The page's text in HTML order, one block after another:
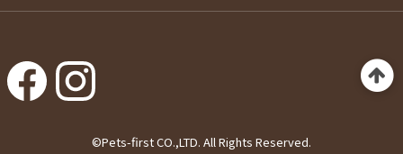
©Pets-first CO.,LTD. All Rights Reserved.